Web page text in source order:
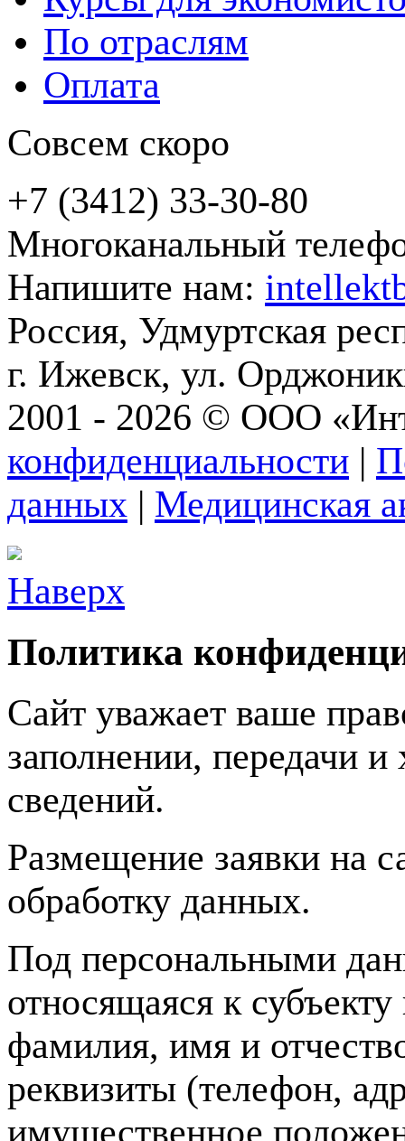
По отраслям
Оплата
Совсем скоро
+7 (3412) 33-30-80
Многоканальный
Напишите нам:
Россия, Удмуртская
г. Ижевск, ул.
2001 - 2026 © ООО
конфиденциальности |
данных | Медицинская
Наверх
Политика
Сайт уважает ваше
заполнении, передачи
сведений.
Размещение заявки на
обработку данных.
Под персональными
относящаяся к
фамилия, имя и
реквизиты (телефон,
имущественное